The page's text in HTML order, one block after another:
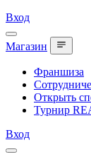
Вход
Магазин
Франшиза
Открыть
Турнир
Вход